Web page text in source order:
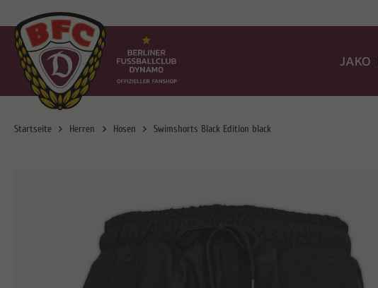
JAKO
Startseite Herren Hosen Swimshorts Black Edition black